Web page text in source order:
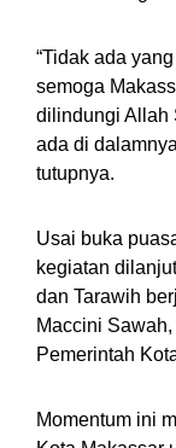
“Tidak ada
semoga
dilindungi Allah
ada di
tutupnya.
Usai buka
kegiatan
dan Tarawih
Maccini
Pemerintah
Momentum ini